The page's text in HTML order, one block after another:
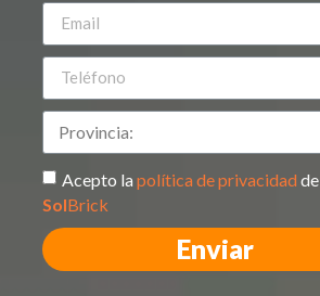
Acepto la política de privacidad de
SolBrick
Enviar